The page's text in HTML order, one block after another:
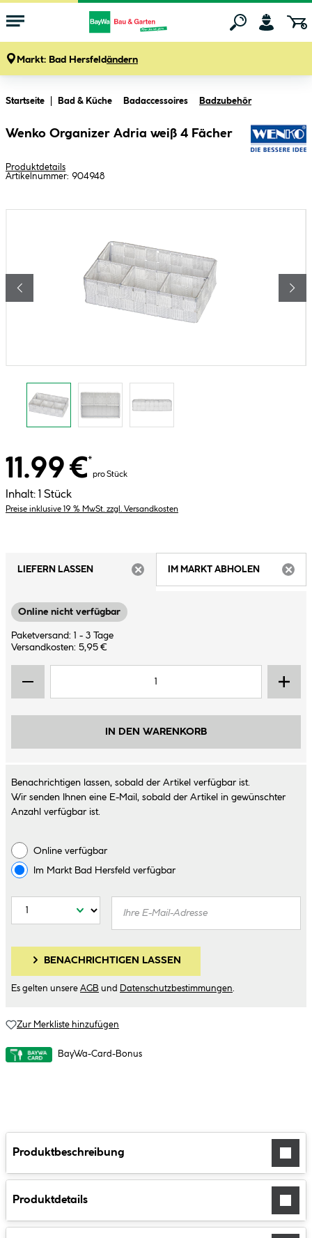
Markt: Bad Hersfeldändern
Startseite Bad & Küche Badaccessoires Badzubehör
Wenko Organizer Adria weiß 4 Fächer
Produktdetails
Artikelnummer: 904948
11.99 €*
pro Stück
Inhalt: 1 Stück
Preise inklusive 19 % MwSt. zzgl. Versandkosten
LIEFERN LASSEN
IM MARKT ABHOLEN
Online nicht verfügbar
Paketversand: 1 - 3 Tage
Versandkosten: 5,95 €
IN DEN WARENKORB
Benachrichtigen lassen, sobald der Artikel verfügbar ist.
Wir senden Ihnen eine E-Mail, sobald der Artikel in gewünschter
Anzahl verfügbar ist.
Online verfügbar
Im Markt Bad Hersfeld verfügbar
BENACHRICHTIGEN LASSEN
Es gelten unsere AGB und Datenschutzbestimmungen
Zur Merkliste hinzufügen
BayWa-Card-Bonus
Produktbeschreibung
Produktdetails